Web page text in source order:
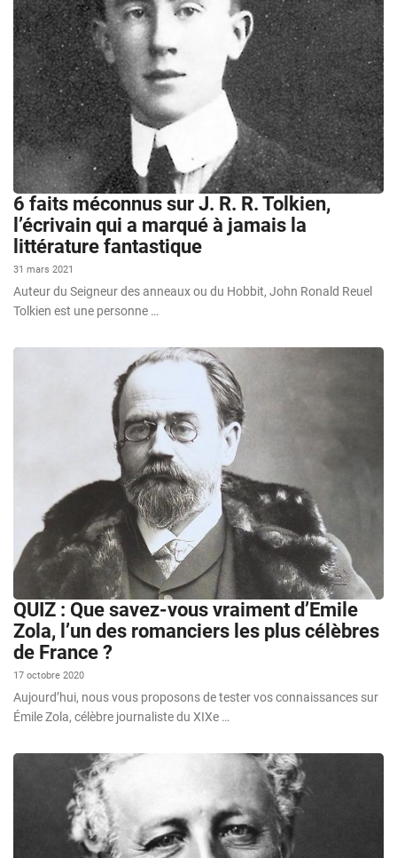
6 faits méconnus sur J. R. R. Tolkien,
l’écrivain qui a marqué à jamais la
littérature fantastique
31 mars 2021
Auteur du Seigneur des anneaux ou du Hobbit, John Ronald Reuel
Tolkien est une personne …
QUIZ : Que savez-vous vraiment d’Emile
Zola, l’un des romanciers les plus célèbres
de France ?
17 octobre 2020
Aujourd’hui, nous vous proposons de tester vos connaissances sur
Émile Zola, célèbre journaliste du XIXe …